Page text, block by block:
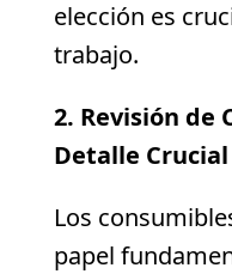
elección es
trabajo.
2. Revisión de
Detalle Crucial
Los
papel